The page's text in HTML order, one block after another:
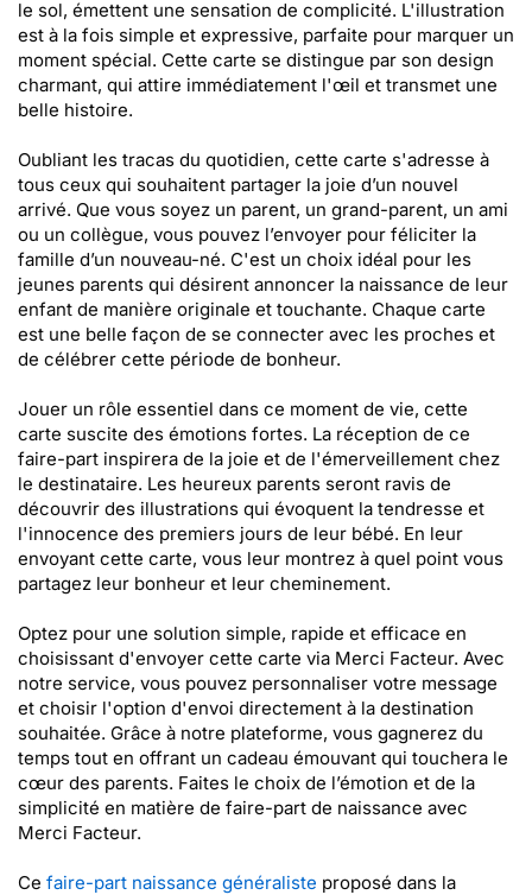
le sol, émettent une sensation de complicité. L'illustration
est à la fois simple et expressive, parfaite pour marquer un
moment spécial. Cette carte se distingue par son design
charmant, qui attire immédiatement l'œil et transmet une
belle histoire.
Oubliant les tracas du quotidien, cette carte s'adresse à
tous ceux qui souhaitent partager la joie d’un nouvel
arrivé. Que vous soyez un parent, un grand-parent, un ami
ou un collègue, vous pouvez l’envoyer pour féliciter la
famille d’un nouveau-né. C'est un choix idéal pour les
jeunes parents qui désirent annoncer la naissance de leur
enfant de manière originale et touchante. Chaque carte
est une belle façon de se connecter avec les proches et
de célébrer cette période de bonheur.
Jouer un rôle essentiel dans ce moment de vie, cette
carte suscite des émotions fortes. La réception de ce
faire-part inspirera de la joie et de l'émerveillement chez
le destinataire. Les heureux parents seront ravis de
découvrir des illustrations qui évoquent la tendresse et
l'innocence des premiers jours de leur bébé. En leur
envoyant cette carte, vous leur montrez à quel point vous
partagez leur bonheur et leur cheminement.
Optez pour une solution simple, rapide et efficace en
choisissant d'envoyer cette carte via Merci Facteur. Avec
notre service, vous pouvez personnaliser votre message
et choisir l'option d'envoi directement à la destination
souhaitée. Grâce à notre plateforme, vous gagnerez du
temps tout en offrant un cadeau émouvant qui touchera le
cœur des parents. Faites le choix de l’émotion et de la
simplicité en matière de faire-part de naissance avec
Merci Facteur.
Ce faire-part naissance généraliste proposé dans la